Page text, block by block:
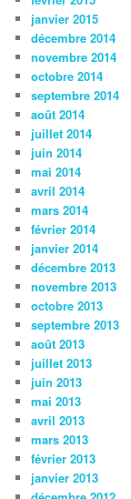
janvier 2015
décembre 2014
novembre 2014
octobre 2014
septembre 2014
août 2014
juillet 2014
juin 2014
mai 2014
avril 2014
mars 2014
février 2014
janvier 2014
décembre 2013
novembre 2013
octobre 2013
septembre 2013
août 2013
juillet 2013
juin 2013
mai 2013
avril 2013
mars 2013
février 2013
janvier 2013